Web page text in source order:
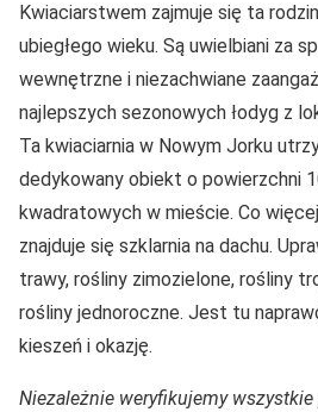
Kwiaciarstwem zajmuje się ta
ubiegłego wieku. Są uwielbiani za
wewnętrzne i niezachwiane
najlepszych sezonowych łodyg z
Ta kwiaciarnia w Nowym Jorku
dedykowany obiekt o powierzchni
kwadratowych w mieście. Co
znajduje się szklarnia na dachu.
trawy, rośliny zimozielone, rośliny
rośliny jednoroczne. Jest tu
kieszeń i okazję.
Niezależnie weryfikujemy wszystkie